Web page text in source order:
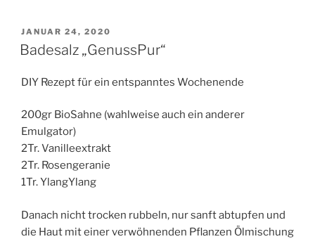
VERÖFFENTLICHT
AM
JANUAR 24, 2020
Badesalz „GenussPur“
DIY Rezept für ein entspanntes Wochenende
200gr BioSahne (wahlweise auch ein anderer
Emulgator)
2Tr. Vanilleextrakt
2Tr. Rosengeranie
1Tr. YlangYlang
Danach nicht trocken rubbeln, nur sanft abtupfen und
die Haut mit einer verwöhnenden Pflanzen Ölmischung